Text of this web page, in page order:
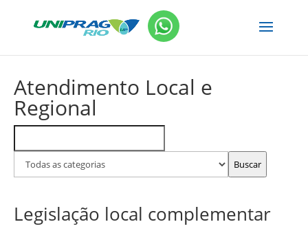
Atendimento Local e
Regional
FAQs
por
categoria
Buscar
Legislação local complementar